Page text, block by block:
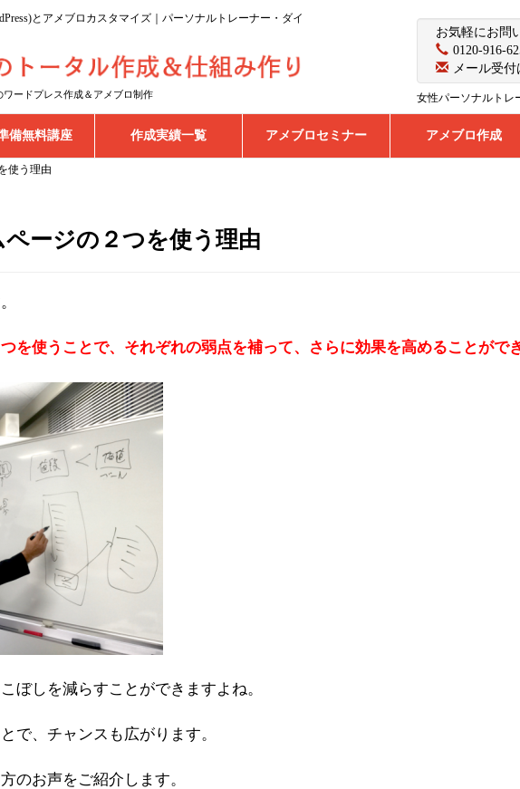
とアメブロカスタマイズ｜パーソナルトレーナー・ダイ
ードプレス作成＆アメブロ制作
お気軽にお問
0120-916-
メール受
女性パーソナルトレ
備無料講座 作成実績一覧 アメブロセミナー アメブロ作成
使う理由
ージの２つを使う理由
を使うことで、それぞれの弱点を補って、さらに効果を高めることがで
ぼしを減らすことができますよね。
で、チャンスも広がります。
のお声をご紹介します。